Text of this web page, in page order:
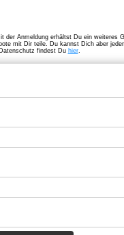
der Anmeldung erhältst Du ein weiteres
mit Dir teile. Du kannst Dich aber
findest Du hier.